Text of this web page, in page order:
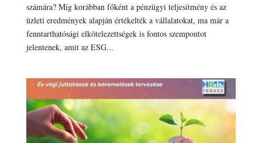
számára? Míg korábban főként a pénzügyi teljesítmény és az
üzleti eredmények alapján értékelték a vállalatokat, ma már a
fenntarthatósági elkötelezettségek is fontos szempontot
jelentenek, amit az ESG...